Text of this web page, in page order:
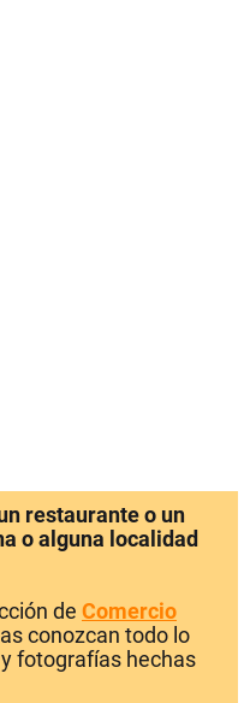
restaurante o un
o alguna localidad
de Comercio
conozcan todo lo
fotografías hechas